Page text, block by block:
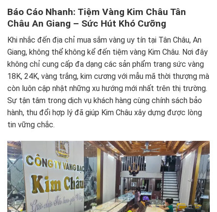
Báo Cáo Nhanh: Tiệm Vàng Kim Châu Tân
Châu An Giang – Sức Hút Khó Cưỡng
Khi nhắc đến địa chỉ mua sắm vàng uy tín tại Tân Châu, An
Giang, không thể không kể đến tiệm vàng Kim Châu. Nơi đây
không chỉ cung cấp đa dạng các sản phẩm trang sức vàng
18K, 24K, vàng trắng, kim cương với mẫu mã thời thượng mà
còn luôn cập nhật những xu hướng mới nhất trên thị trường.
Sự tận tâm trong dịch vụ khách hàng cùng chính sách bảo
hành, thu đổi hợp lý đã giúp Kim Châu xây dựng được lòng
tin vững chắc.